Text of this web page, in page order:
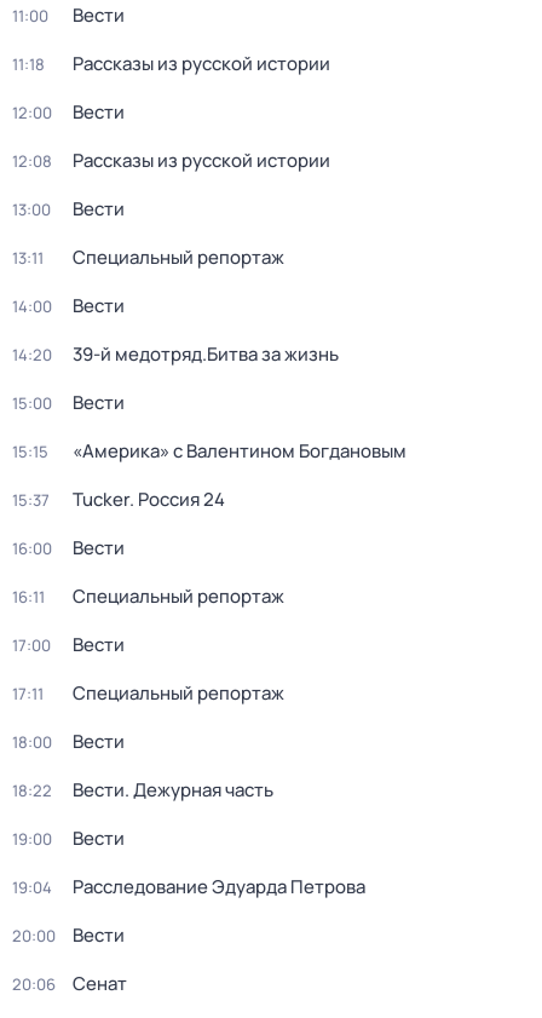
11:00 Вести
11:18 Рассказы из русской истории
12:00 Вести
12:08 Рассказы из русской истории
13:00 Вести
13:11 Специальный репортаж
14:00 Вести
14:20 39-й медотряд.Битва за жизнь
15:00 Вести
15:15 «Америка» с Валентином Богдановым
15:37 Tucker. Россия 24
16:00 Вести
16:11 Специальный репортаж
17:00 Вести
17:11 Специальный репортаж
18:00 Вести
18:22 Вести. Дежурная часть
19:00 Вести
19:04 Расследование Эдуарда Петрова
20:00 Вести
20:06 Сенат